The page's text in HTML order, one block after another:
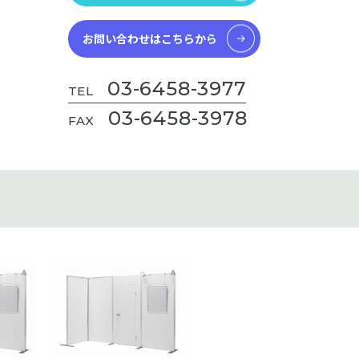
お問い合わせはこちらから
TEL 03-6458-3977
FAX 03-6458-3978